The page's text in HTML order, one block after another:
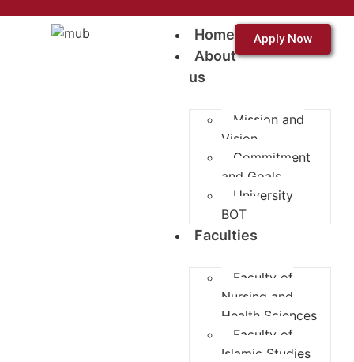
Home
About
us
Mission and
Vision
Commitment
and Goals
University
BOT
Faculties
Faculty of
Nursing and
Health Sciences
Faculty of
Islamic Studies
Apply Now